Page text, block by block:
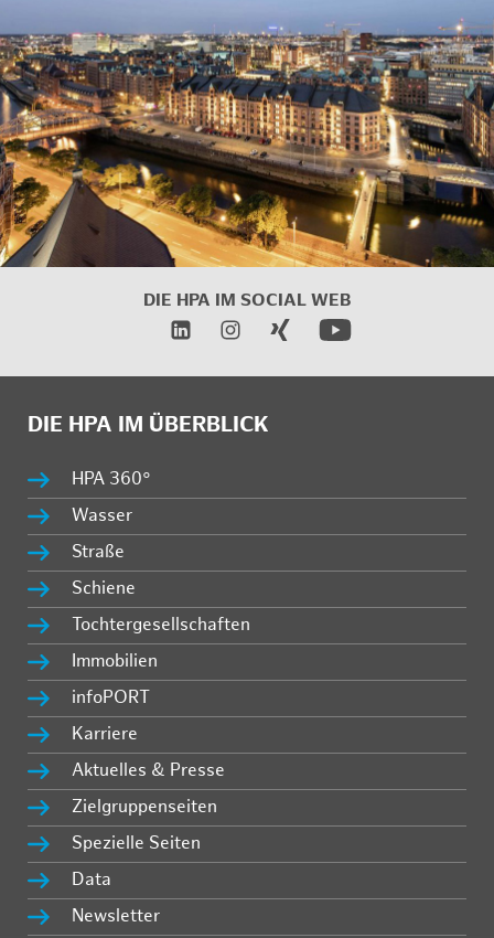
DIE HPA IM SOCIAL WEB
DIE HPA IM ÜBERBLICK
HPA 360°
Wasser
Straße
Schiene
Tochtergesellschaften
Immobilien
infoPORT
Karriere
Aktuelles & Presse
Zielgruppenseiten
Spezielle Seiten
Data
Newsletter